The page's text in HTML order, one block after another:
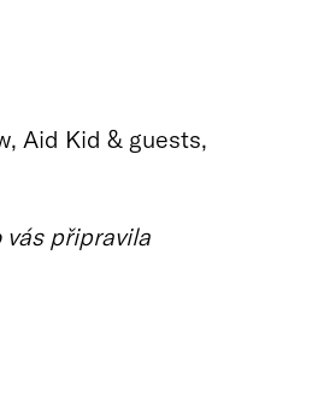
Aid Kid & guests,
připravila